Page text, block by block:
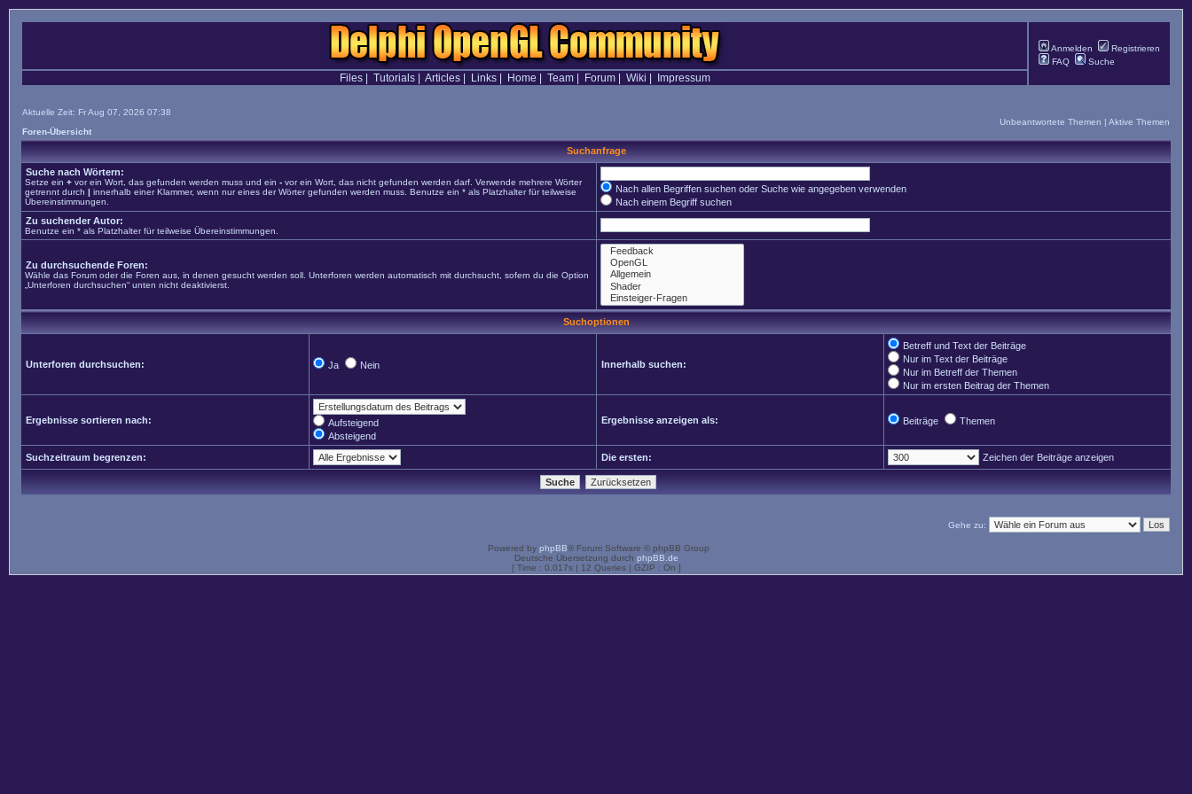
Anmelden
Registrieren
FAQ
Suche
Files| Tutorials| Articles| Links| Home Team| Forum| Wiki Impressum
Aktuelle Zeit: Fr Aug 07, 2026 07:38
Foren-Übersicht
Unbeantwortete Themen | Aktive Themen
Suchanfrage
Suche nach Wörtern:
Setze ein + vor ein Wort, das gefunden werden muss und ein - vor ein Wort, das nicht gefunden werden darf. Verwende mehrere Wörter
getrennt durch | innerhalb einer Klammer, wenn nur eines der Wörter gefunden werden muss. Benutze ein * als Platzhalter für teilweise
Übereinstimmungen.
Nach allen Begriffen suchen oder Suche wie angegeben verwenden
Nach einem Begriff suchen
Zu suchender Autor:
Benutze ein * als Platzhalter für teilweise Übereinstimmungen.
Zu durchsuchende Foren:
Wähle das Forum oder die Foren aus, in denen gesucht werden soll. Unterforen werden automatisch mit durchsucht, sofern du die Option
„Unterforen durchsuchen“ unten nicht deaktivierst.
Suchoptionen
Unterforen durchsuchen: Ja Nein Innerhalb suchen:
Betreff und Text der Beiträge
Nur im Text der Beiträge
Nur im Betreff der Themen
Nur im ersten Beitrag der Themen
Ergebnisse sortieren nach:
Aufsteigend
Absteigend
Ergebnisse anzeigen als: Beiträge Themen
Suchzeitraum begrenzen: Die ersten: Zeichen der Beiträge anzeigen
Gehe zu:
Powered by phpBB® Forum Software © phpBB Group
Deutsche Übersetzung durch phpBB.de
[ Time : 0.017s | 12 Queries | GZIP : On ]